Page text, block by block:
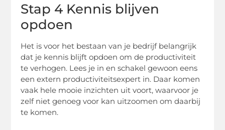
Stap 4 Kennis blijven
opdoen
Het is voor het bestaan van je bedrijf belangrijk
dat je kennis blijft opdoen om de productiviteit
te verhogen. Lees je in en schakel gewoon eens
een extern productiviteitsexpert in. Daar komen
vaak hele mooie inzichten uit voort, waarvoor je
zelf niet genoeg voor kan uitzoomen om daarbij
te komen.